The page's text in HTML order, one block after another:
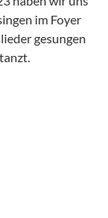
im Foyer
gesungen